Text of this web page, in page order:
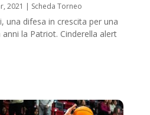
2021 | Scheda Torneo
una difesa in crescita per una
la Patriot. Cinderella alert